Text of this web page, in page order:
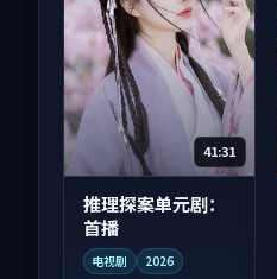
41:31
推理探案单元剧：
首播
电视剧 2026